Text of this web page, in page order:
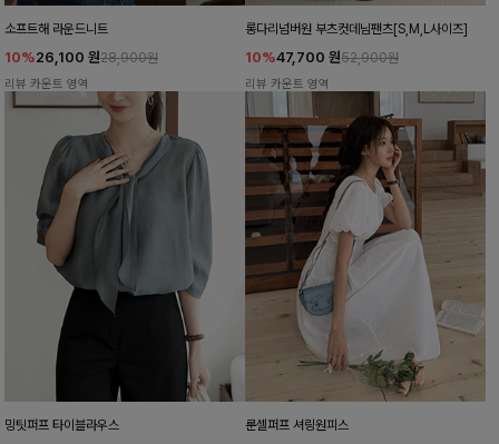
소프트해 라운드니트
10%26,100 원28,900원
리뷰 카운트 영역
롱다리넘버원 부츠컷데님팬츠[S,M,L사이즈]
10%47,700 원52,900원
리뷰 카운트 영역
밍팃퍼프 타이블라우스 룬셀퍼프 셔링원피스